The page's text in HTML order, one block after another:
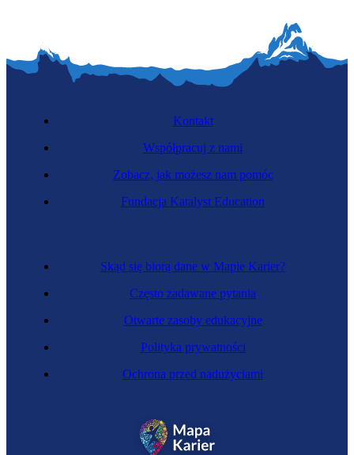
Skąd się biorą dane w Mapie Karier?
Często zadawane pytania
Otwarte zasoby edukacyjne
Polityka prywatności
Ochrona przed nadużyciami
Kontakt
Współpracuj z nami
Zobacz, jak możesz nam pomóc
Fundacja Katalyst Education